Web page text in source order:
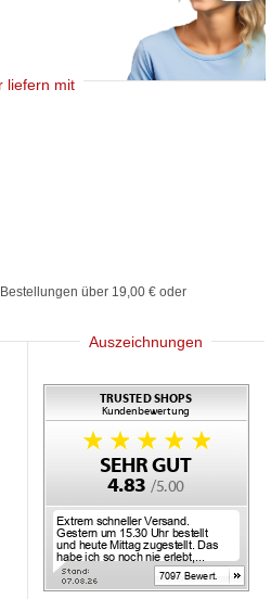
liefern mit
über 19,00 € oder
Auszeichnungen